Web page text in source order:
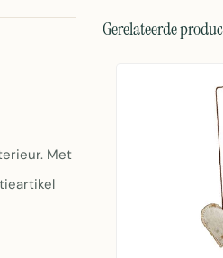
Met
Gerelateerde